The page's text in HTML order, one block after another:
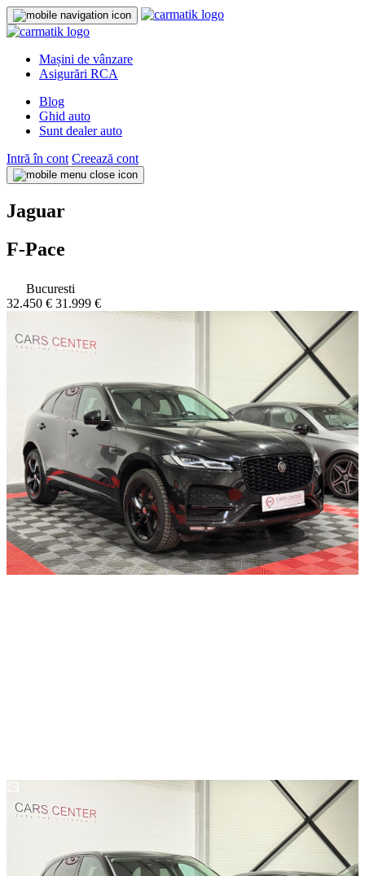
Mașini de vânzare
Asigurări RCA
Blog
Ghid auto
Sunt dealer auto
Intră în cont Creează cont
Jaguar
F-Pace
Bucuresti
32.450 € 31.999 €